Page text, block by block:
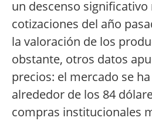
un descenso significativo
cotizaciones del año
la valoración de los
obstante, otros datos
precios: el mercado se
alrededor de los 84
compras institucionales